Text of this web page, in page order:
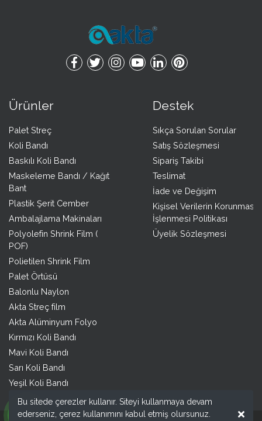
Ürünler
Palet Streç
Koli Bandı
Baskılı Koli Bandı
Maskeleme Bandı / Kağıt
Bant
Plastik Şerit Cember
Ambalajlama Makinaları
Polyolefin Shrink Film (
POF)
Polietilen Shrink Film
Palet Örtüsü
Balonlu Naylon
Akta Streç film
Akta Alüminyum Folyo
Kırmızı Koli Bandı
Mavi Koli Bandı
Sarı Koli Bandı
Yeşil Koli Bandı
Destek
Sıkça Sorulan Sorular
Satış Sözleşmesi
Sipariş Takibi
Teslimat
İade ve Değişim
Kişisel Verilerin Korunması
İşlenmesi Politikası
Üyelik Sözleşmesi
Bu sitede çerezler kullanır. Siteyi kullanmaya devam
ederseniz, çerez kullanımını kabul etmiş olursunuz.